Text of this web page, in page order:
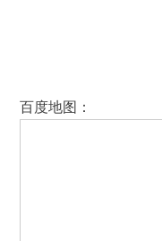
百度地图：